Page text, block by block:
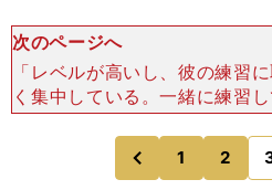
次のページへ
「レベルが高いし、彼の練習
く集中している。一緒に練習
も試合のような感覚で集中し
プン会場のマーガレットコー
そう振り返っ
前
のページへ
1 2のページへ